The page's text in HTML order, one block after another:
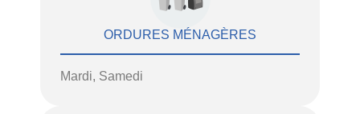
ORDURES MÉNAGÈRES
Mardi, Samedi